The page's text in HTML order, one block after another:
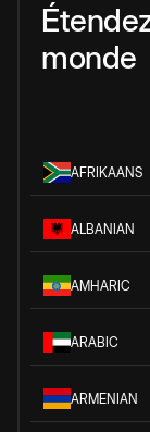
monde
AFRIKAANS
ALBANIAN
AMHARIC
ARABIC
ARMENIAN